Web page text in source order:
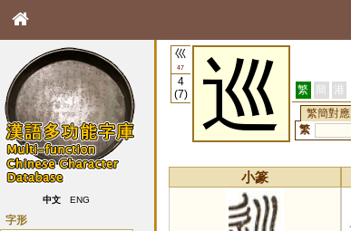
中文 ENG
字形
巛
47
4
(7)
巡 繁 簡 港
繁簡對應
繁
小篆